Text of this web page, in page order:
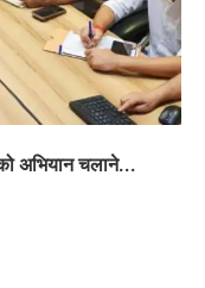
अभियान चलाने...